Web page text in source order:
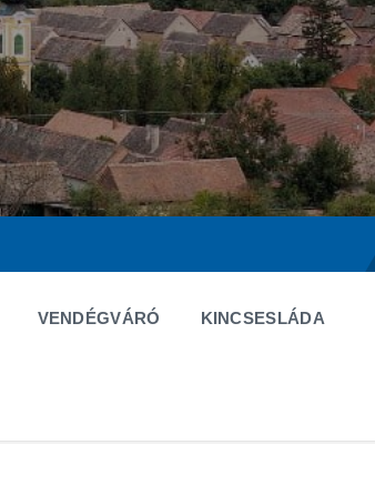
VENDÉGVÁRÓ KINCSESLÁDA